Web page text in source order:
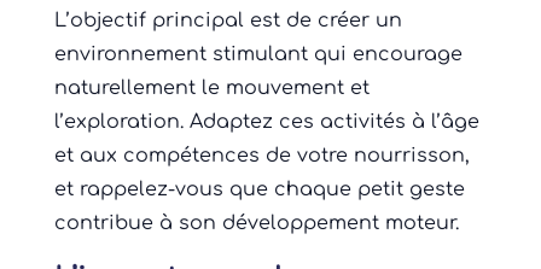
L’objectif principal est de créer un
environnement stimulant qui encourage
naturellement le mouvement et
l’exploration. Adaptez ces activités à l’âge
et aux compétences de votre nourrisson,
et rappelez-vous que chaque petit geste
contribue à son développement moteur.